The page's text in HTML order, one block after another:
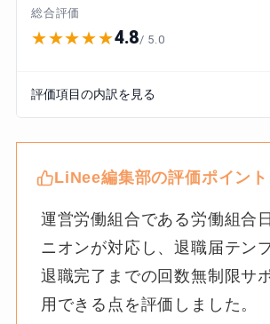
総合評価
★★★★★4.8/ 5.0
評価項目の内訳を見る
LiNee編集部の評価ポイント
運営労働組合である労働組合
ニオンが対応し、退職届テン
退職完了までの回数無制限サ
用できる点を評価しました。